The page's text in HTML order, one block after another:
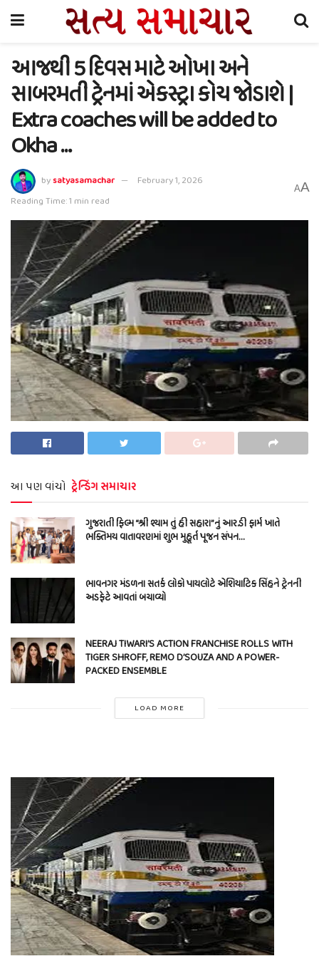
આજથી 5 દિવસ માટે ઓખા અને
સાબરમતી ટ્રેનમાં એકસ્ટ્રા કોચ જોડાશે |
Extra coaches will be added to
Okha …
bysatyasamachar
February 1, 2026
Reading Time: 1 min read
AA
આ પણ વાંચો ટ્રેન્ડિંગ સમાચાર
ગુજરાતી ફિલ્મ “શ્રી શ્યામ તું હી સહારા”નું આર.ડી ફાર્મ ખાતે
ભક્તિમય વાતાવરણમાં શુભ મુહૂર્ત પૂજન સંપન…
ભાવનગર મંડળના સતર્ક લોકો પાયલોટે એશિયાટિક સિંહને ટ્રેનની
અડફેટે આવતાં બચાવ્યો
NEERAJ TIWARI’S ACTION FRANCHISE ROLLS WITH
TIGER SHROFF, REMO D’SOUZA AND A POWER-
PACKED ENSEMBLE
LOAD MORE